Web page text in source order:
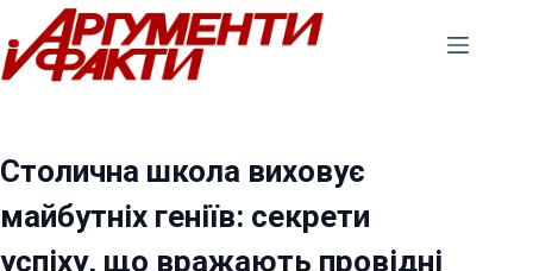
Перейти
до
вмісту
Столична школа виховує
майбутніх геніїв: секрети
успіху, що вражають провідні